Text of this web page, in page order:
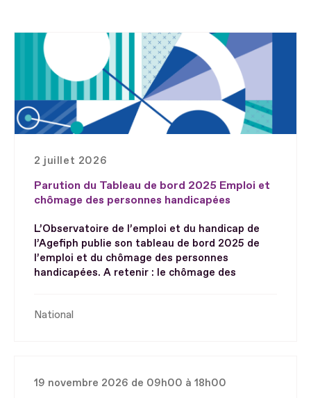
2 juillet 2026
Parution du Tableau de bord 2025 Emploi et
chômage des personnes handicapées
L’Observatoire de l’emploi et du handicap de
l’Agefiph publie son tableau de bord 2025 de
l’emploi et du chômage des personnes
handicapées. A retenir : le chômage des
National
19 novembre 2026 de 09h00 à 18h00